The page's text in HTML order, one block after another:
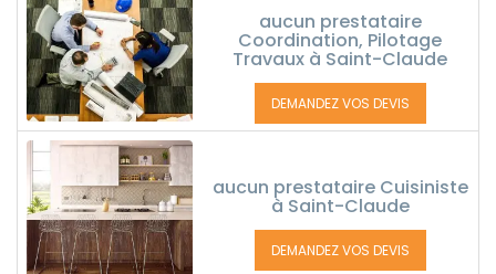
aucun prestataire
Coordination, Pilotage
Travaux à Saint-Claude
DEMANDEZ VOS DEVIS
aucun prestataire Cuisiniste
à Saint-Claude
DEMANDEZ VOS DEVIS